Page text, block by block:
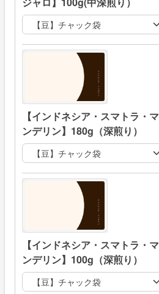
【インドネシア・スマトラ・マ
ンデリン】180g（深煎り）
【インドネシア・スマトラ・マ
ンデリン】100g（深煎り）